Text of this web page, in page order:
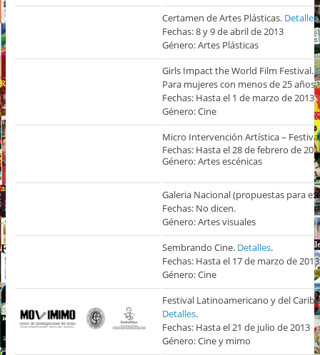
Certamen de Artes Plásticas. Detalles.
Fechas: 8 y 9 de abril de 2013
Género: Artes Plásticas
Girls Impact the World Film Festival.
Para mujeres con menos de 25 años.
Fechas: Hasta el 1 de marzo de 2013
Género: Cine
Micro Intervención Artística –
Fechas: Hasta el 28 de febrero de
Género: Artes escénicas
Galeria Nacional (propuestas para
Fechas: No dicen.
Género: Artes visuales
Sembrando Cine. Detalles.
Fechas: Hasta el 17 de marzo de 2013
Género: Cine
Festival Latinoamericano y del
Detalles.
Fechas: Hasta el 21 de julio de 2013
Género: Cine y mimo